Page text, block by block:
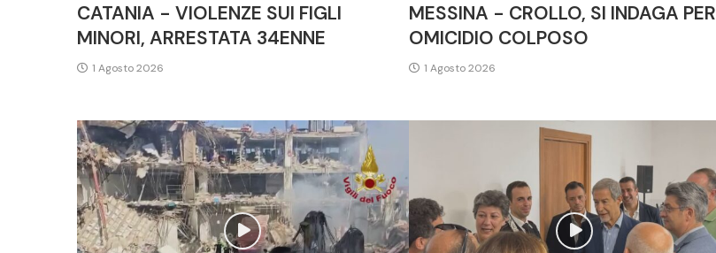
CATANIA - VIOLENZE SUI FIGLI
MINORI, ARRESTATA 34ENNE
1 Agosto 2026
MESSINA - CROLLO, SI INDAGA PER
OMICIDIO COLPOSO
1 Agosto 2026